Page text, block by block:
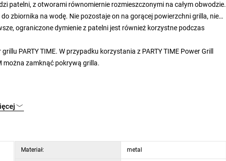
patelni, z otworami równomiernie rozmieszczonymi na całym obwodzie.
zbiornika na wodę. Nie pozostaje on na gorącej powierzchni grilla, nie
ograniczone dymienie z patelni jest również korzystne podczas
PARTY TIME. W przypadku korzystania z PARTY TIME Power Grill
można zamknąć pokrywą grilla.
Materiał: metal